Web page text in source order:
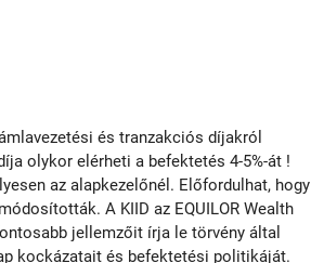
és tranzakciós díjakról
olykor elérheti a befektetés 4-5%-át !
az alapkezelőnél. Előfordulhat, hogy
A KIID az EQUILOR Wealth
jellemzőit írja le törvény által
kockázatait és befektetési politikáját.